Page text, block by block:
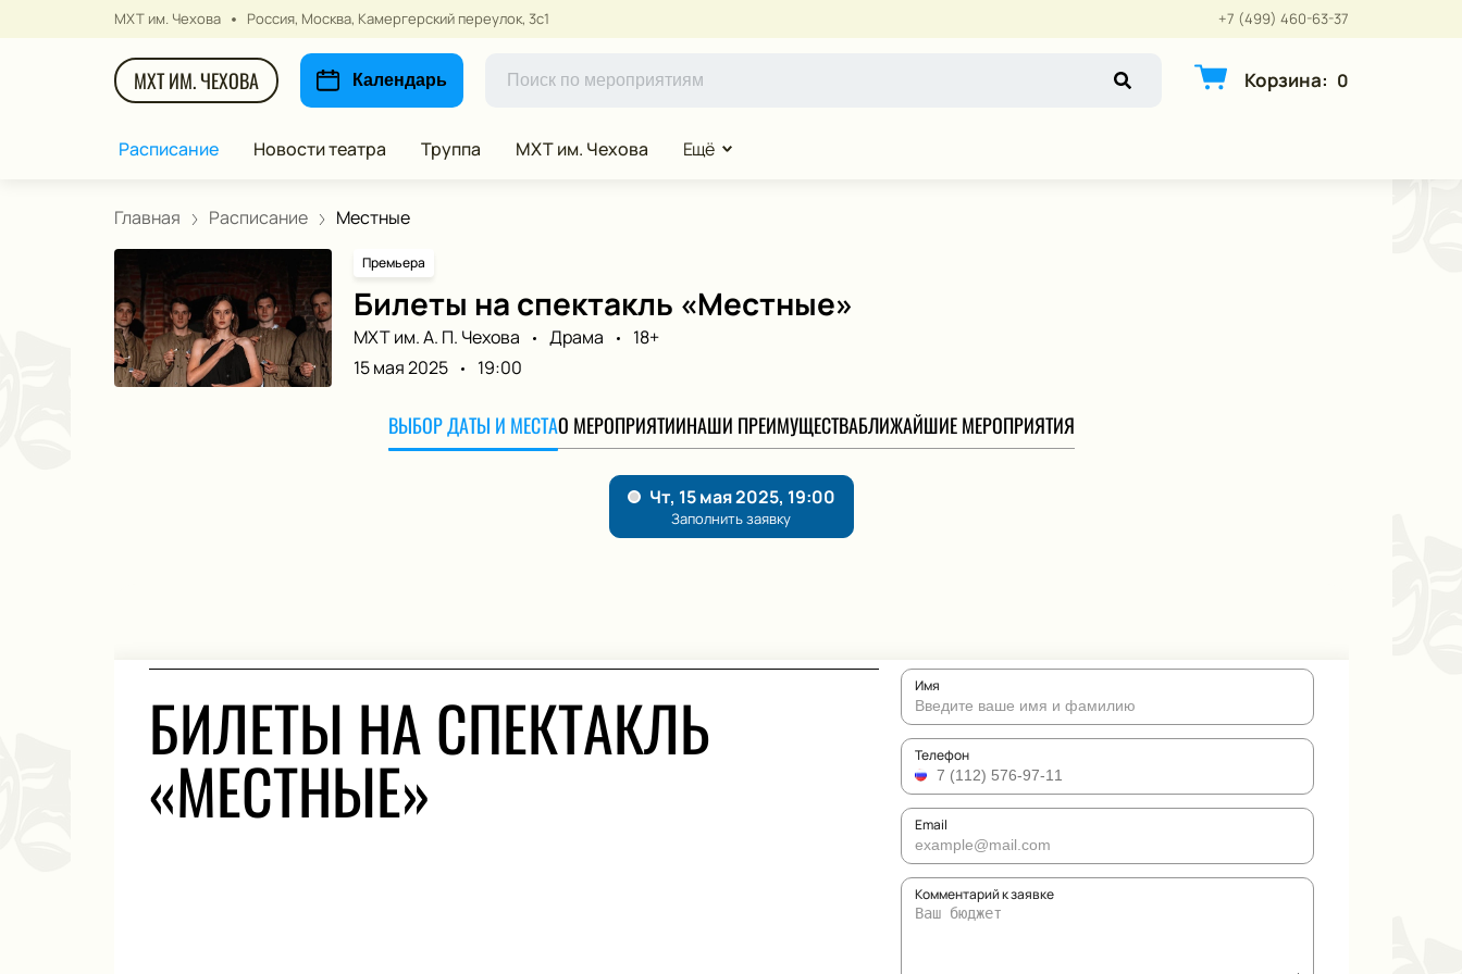
МХТ им. Чехова Россия, Москва, Камергерский переулок, 3с1 +7 (499) 460-63-37
МХТ ИМ. ЧЕХОВА Календарь Корзина: 0
Расписание Новости театра Труппа МХТ им. Чехова Ещё
Главная Расписание Местные
Премьера
Билеты на спектакль «Местные»
МХТ им. А. П. Чехова Драма
18+
15 мая 2025
19:00
ВЫБОР ДАТЫ И МЕСТАО МЕРОПРИЯТИИНАШИ ПРЕИМУЩЕСТВАБЛИЖАЙШИЕ МЕРОПРИЯТИЯ
БИЛЕТЫ НА СПЕКТАКЛЬ
«МЕСТНЫЕ»
Имя
Телефон
Email
Комментарий к заявке